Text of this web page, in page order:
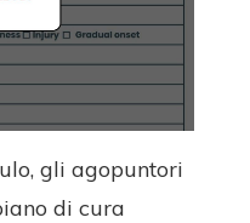
gli agopuntori
di cura